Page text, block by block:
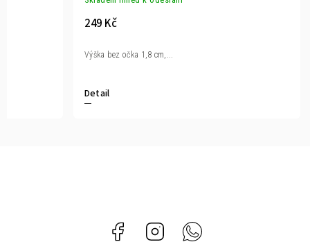
249 Kč
Detail
Výška bez očka 1,8 cm,...
Facebook Instagram